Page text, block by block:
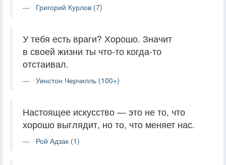
Григорий Курлов (7)
У тебя есть враги? Хорошо. Значит
в своей жизни ты что-то когда-то
отстаивал.
Уинстон Черчилль (100+)
Настоящее искусство — это не то, что
хорошо выглядит, но то, что меняет нас.
Рой Адзак (1)